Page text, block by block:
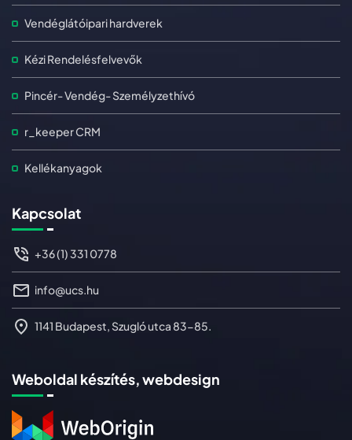
Vendéglátóipari hardverek
Kézi Rendelésfelvevők
Pincér- Vendég- Személyzethívó
r_keeper CRM
Kellékanyagok
Kapcsolat
+36 (1) 331 0778
info@ucs.hu
1141 Budapest, Szugló utca 83-85.
Weboldal készítés, webdesign